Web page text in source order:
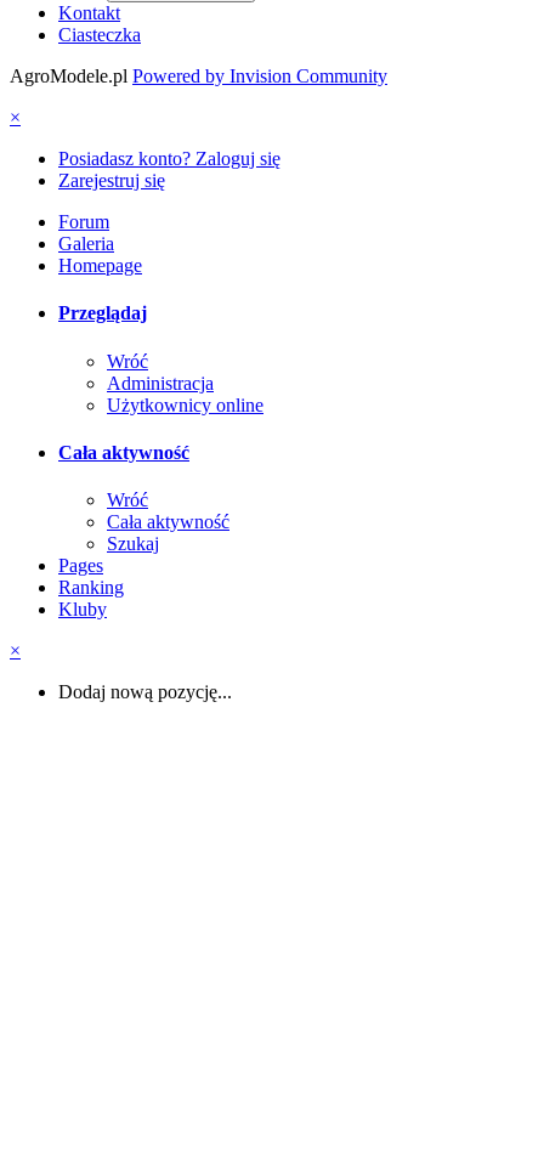
Kontakt
Ciasteczka
AgroModele.pl Powered by Invision Community
×
Posiadasz konto? Zaloguj się
Zarejestruj się
Forum
Galeria
Homepage
Przeglądaj
Wróć
Administracja
Użytkownicy online
Cała aktywność
Wróć
Cała aktywność
Szukaj
Pages
Ranking
Kluby
×
Dodaj nową pozycję...